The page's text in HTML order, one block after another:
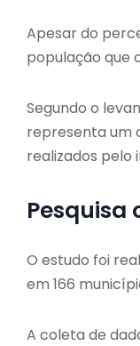
Apesar do
população que
Segundo o
representa um
realizados pelo
Pesquisa
O estudo foi
em 166
A coleta de